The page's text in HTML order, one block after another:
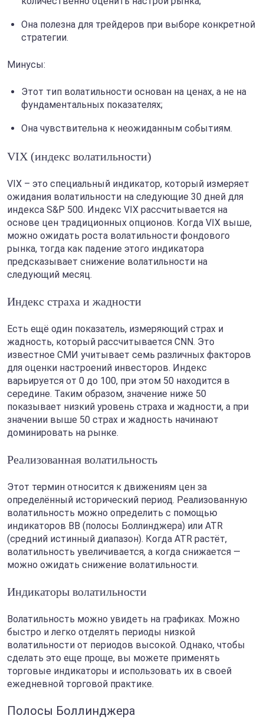
Она полезна для трейдеров при выборе конкретной
стратегии.
Минусы:
Этот тип волатильности основан на ценах, а не на
фундаментальных показателях;
Она чувствительна к неожиданным событиям.
VIX (индекс волатильности)
VIX – это специальный индикатор, который измеряет
ожидания волатильности на следующие 30 дней для
индекса S&P 500. Индекс VIX рассчитывается на
основе цен традиционных опционов. Когда VIX выше,
можно ожидать роста волатильности фондового
рынка, тогда как падение этого индикатора
предсказывает снижение волатильности на
следующий месяц.
Индекс страха и жадности
Есть ещё один показатель, измеряющий страх и
жадность, который рассчитывается CNN. Это
известное СМИ учитывает семь различных факторов
для оценки настроений инвесторов. Индекс
варьируется от 0 до 100, при этом 50 находится в
середине. Таким образом, значение ниже 50
показывает низкий уровень страха и жадности, а при
значении выше 50 страх и жадность начинают
доминировать на рынке.
Реализованная волатильность
Этот термин относится к движениям цен за
определённый исторический период. Реализованную
волатильность можно определить с помощью
индикаторов BB (полосы Боллинджера) или ATR
(средний истинный диапазон). Когда ATR растёт,
волатильность увеличивается, а когда снижается —
можно ожидать снижение волатильности.
Индикаторы волатильности
Волатильность можно увидеть на графиках. Можно
быстро и легко отделять периоды низкой
волатильности от периодов высокой. Однако, чтобы
сделать это еще проще, вы можете применять
торговые индикаторы и использовать их в своей
ежедневной торговой практике.
Полосы Боллинджера